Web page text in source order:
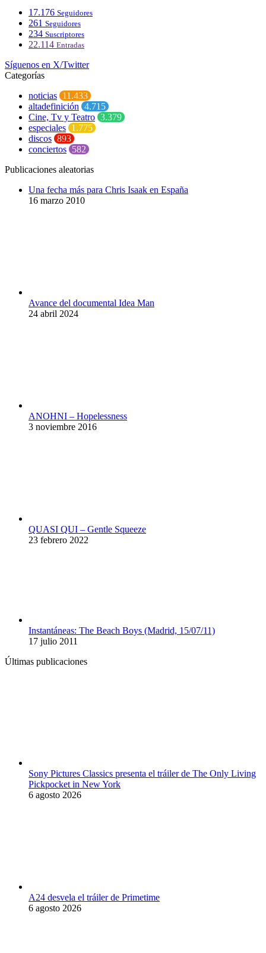
17.176 Seguidores
261 Seguidores
234 Suscriptores
22.114 Entradas
Síguenos en X/Twitter
Categorías
noticias 11.433
altadefinición 4.715
Cine, Tv y Teatro 3.379
especiales 1.775
discos 893
conciertos 582
Publicaciones aleatorias
Una fecha más para Chris Isaak en España
16 marzo 2010
Avance del documental Idea Man
24 abril 2024
ANOHNI – Hopelessness
3 noviembre 2016
QUASI QUI – Gentle Squeeze
23 febrero 2022
Instantáneas: The Beach Boys (Madrid, 15/07/11)
17 julio 2011
Últimas publicaciones
Sony Pictures Classics presenta el tráiler de The Only Living
Pickpocket in New York
6 agosto 2026
A24 desvela el tráiler de Primetime
6 agosto 2026